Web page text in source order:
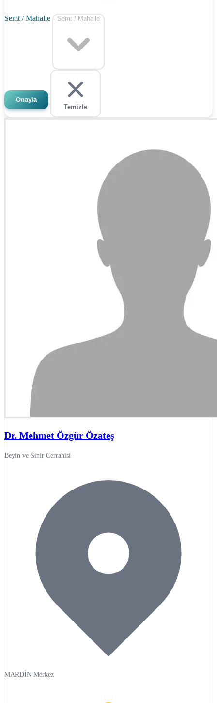
Semt / Mahalle Semt / Mahalle
Onayla
Temizle
Dr. Mehmet Özgür Özateş
Beyin ve Sinir Cerrahisi
MARDİN Merkez